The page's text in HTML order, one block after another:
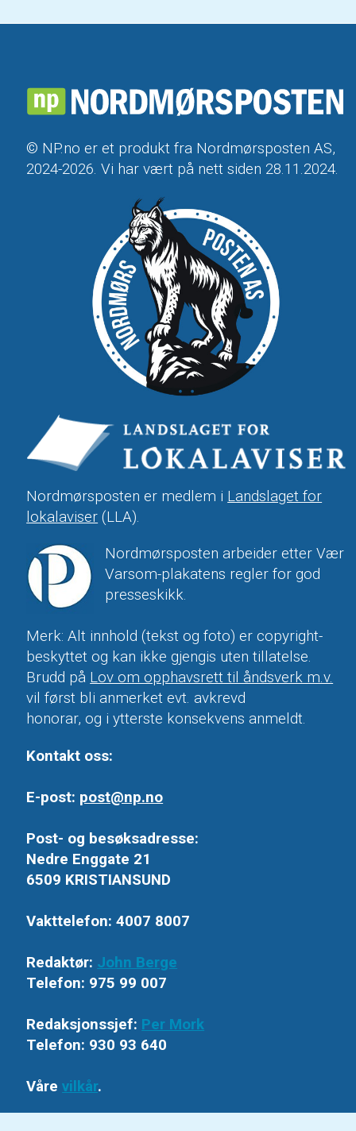
© NP.no er et produkt fra Nordmørsposten AS,
2024-2026. Vi har vært på nett siden 28.11.2024.
Nordmørsposten er medlem i Landslaget for
lokalaviser (LLA).
Nordmørsposten arbeider etter Vær
Varsom-plakatens regler for god
presseskikk.
Merk: Alt innhold (tekst og foto) er copyright-
beskyttet og kan ikke gjengis uten tillatelse.
Brudd på Lov om opphavsrett til åndsverk m.v.
vil først bli anmerket evt. avkrevd
honorar, og i ytterste konsekvens anmeldt.
Kontakt oss:
E-post: post@np.no
Post- og besøksadresse:
Nedre Enggate 21
6509 KRISTIANSUND
Vakttelefon: 4007 8007
Redaktør: John Berge
Telefon: 975 99 007
Redaksjonssjef: Per Mork
Telefon: 930 93 640
Vårevilkår.